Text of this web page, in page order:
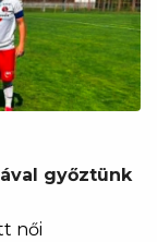
győztünk
női